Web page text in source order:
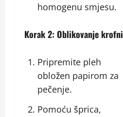
homogenu smjesu.
Korak 2: Oblikovanje krofni
Pripremite pleh
obložen papirom za
pečenje.
Pomoću šprica,